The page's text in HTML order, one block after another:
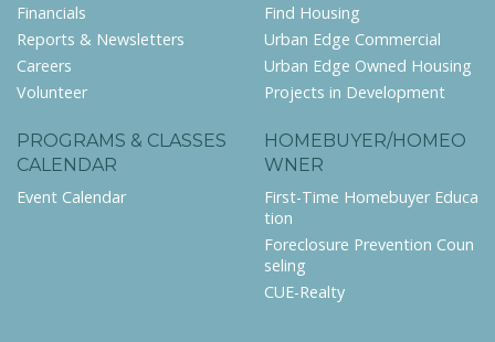
Financials
Reports & Newsletters
Careers
Volunteer
Find Housing
Urban Edge Commercial
Urban Edge Owned Housing
Projects in Development
PROGRAMS & CLASSES
CALENDAR
Event Calendar
HOMEBUYER/HOMEO
WNER
First-Time Homebuyer Educa
tion
Foreclosure Prevention Coun
seling
CUE-Realty